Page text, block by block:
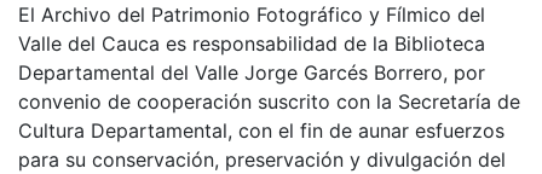
El Archivo del Patrimonio Fotográfico y Fílmico del
Valle del Cauca es responsabilidad de la Biblioteca
Departamental del Valle Jorge Garcés Borrero, por
convenio de cooperación suscrito con la Secretaría de
Cultura Departamental, con el fin de aunar esfuerzos
para su conservación, preservación y divulgación del